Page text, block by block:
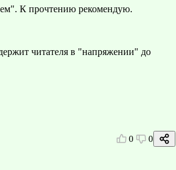
К прочтению рекомендую.
читателя в "напряжении" до
0 0